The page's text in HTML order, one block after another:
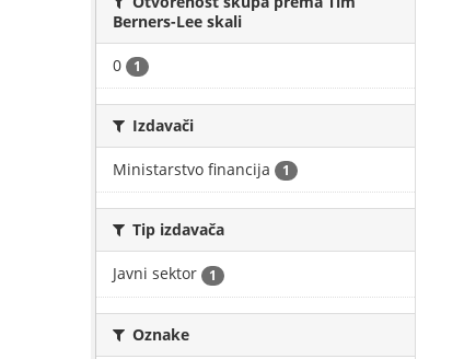
Berners-Lee skali
0 1
Izdavači
Ministarstvo financija 1
Tip izdavača
Javni sektor 1
Oznake